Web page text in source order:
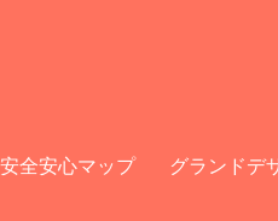
安全安心マップ グランドデ